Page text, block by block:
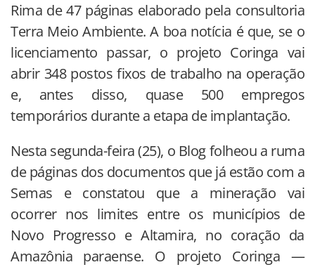
Rima de 47 páginas elaborado pela consultoria
Terra Meio Ambiente. A boa notícia é que, se o
licenciamento passar, o projeto Coringa vai
abrir 348 postos fixos de trabalho na operação
e, antes disso, quase 500 empregos
temporários durante a etapa de implantação.
Nesta segunda-feira (25), o Blog folheou a ruma
de páginas dos documentos que já estão com a
Semas e constatou que a mineração vai
ocorrer nos limites entre os municípios de
Novo Progresso e Altamira, no coração da
Amazônia paraense. O projeto Coringa —